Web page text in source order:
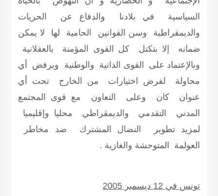
السياسية في بلادنا والدفاع عن الحريات
والديمقراطية وسن القوانين الحامية لها لا يمكن
ضمانه إلا بتكتل كل القوى المؤمنة بالعقلانية
وبالإعتماد على القوى الذاتية والوطنية ويرفض أي
محاولة لفرض اختيارات من الخارج تحت أي
عنوان كان وعلى التعاون مع قوى المجتمع
المدني التقدمي والديمقراطي محليا وإقليميا
لمزيد تطوير النضال المشترك ضد مخاطر
العولمة المتوحشة والغازية .
تونس في 12 ديسمبر 2005